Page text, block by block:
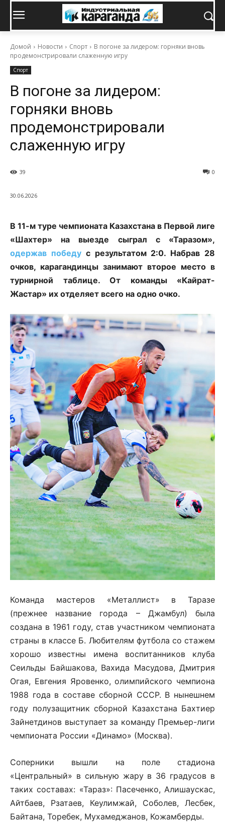
Домой Новости Спорт
В погоне за лидером: горняки вновь
продемонстрировали слаженную игру
Спорт
В погоне за лидером:
горняки вновь
продемонстрировали
слаженную игру
0
39
30.06.2026
В 11-м туре чемпионата Казахстана в Первой лиге
«Шахтер» на выезде сыграл с «Таразом»,
одержав победус результатом 2:0. Набрав 28
очков, карагандинцы занимают второе место в
турнирной таблице. От команды «Кайрат-
Жастар» их отделяет всего на одно очко.
Команда мастеров «Металлист» в Таразе
(прежнее название города – Джамбул) была
создана в 1961 году, став участником чемпионата
страны в классе Б. Любителям футбола со стажем
хорошо известны имена воспитанников клуба
Сеильды Байшакова, Вахида Масудова, Дмитрия
Огая, Евгения Яровенко, олимпийского чемпиона
1988 года в составе сборной СССР. В нынешнем
году полузащитник сборной Казахстана Бахтиер
Зайнетдинов выступает за команду Премьер-лиги
чемпионата России «Динамо» (Москва).
Соперники вышли на поле стадиона
«Центральный» в сильную жару в 36 градусов в
таких составах: «Тараз»: Пасеченко, Алишаускас,
Айтбаев, Рзатаев, Кеулимжай, Соболев, Лесбек,
Байтана, Торебек, Мухамеджанов, Кожамберды.